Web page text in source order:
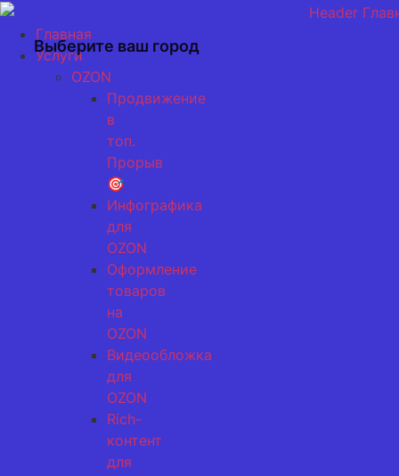
Перейти
содержимому
Главная
Услуги
OZON
Продвижение
в
топ.
Прорыв
🎯
Инфографика
для
OZON
Оформление
товаров
на
OZON
Видеообложка
для
OZON
Rich-
контент
для
Выберите ваш город